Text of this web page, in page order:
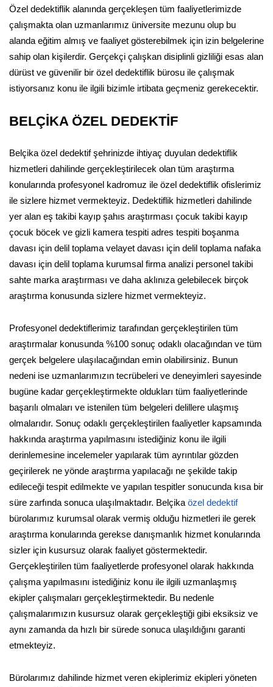
Özel dedektiflik alanında gerçekleşen tüm faaliyetlerimizde
çalışmakta olan uzmanlarımız üniversite mezunu olup bu
alanda eğitim almış ve faaliyet gösterebilmek için izin belgelerine
sahip olan kişilerdir. Gerçekçi çalışkan disiplinli gizliliği esas alan
dürüst ve güvenilir bir özel dedektiflik bürosu ile çalışmak
istiyorsanız konu ile ilgili bizimle irtibata geçmeniz gerekecektir.
BELÇİKA ÖZEL DEDEKTİF
Belçika özel dedektif şehrinizde ihtiyaç duyulan dedektiflik
hizmetleri dahilinde gerçekleştirilecek olan tüm araştırma
konularında profesyonel kadromuz ile özel dedektiflik ofislerimiz
ile sizlere hizmet vermekteyiz. Dedektiflik hizmetleri dahilinde
yer alan eş takibi kayıp şahıs araştırması çocuk takibi kayıp
çocuk böcek ve gizli kamera tespiti adres tespiti boşanma
davası için delil toplama velayet davası için delil toplama nafaka
davası için delil toplama kurumsal firma analizi personel takibi
sahte marka araştırması ve daha aklınıza gelebilecek birçok
araştırma konusunda sizlere hizmet vermekteyiz.
Profesyonel dedektiflerimiz tarafından gerçekleştirilen tüm
araştırmalar konusunda %100 sonuç odaklı olacağından ve tüm
gerçek belgelere ulaşılacağından emin olabilirsiniz. Bunun
nedeni ise uzmanlarımızın tecrübeleri ve deneyimleri sayesinde
bugüne kadar gerçekleştirmekte oldukları tüm faaliyetlerinde
başarılı olmaları ve istenilen tüm belgeleri delillere ulaşmış
olmalarıdır. Sonuç odaklı gerçekleştirilen faaliyetler kapsamında
hakkında araştırma yapılmasını istediğiniz konu ile ilgili
derinlemesine incelemeler yapılarak tüm ayrıntılar gözden
geçirilerek ne yönde araştırma yapılacağı ne şekilde takip
edileceği tespit edilmekte ve yapılan tespitler sonucunda kısa bir
süre zarfında sonuca ulaşılmaktadır. Belçika özel dedektif
bürolarımız kurumsal olarak vermiş olduğu hizmetleri ile gerek
araştırma konularında gerekse danışmanlık hizmet konularında
sizler için kusursuz olarak faaliyet göstermektedir.
Gerçekleştirilen tüm faaliyetlerde profesyonel olarak hakkında
çalışma yapılmasını istediğiniz konu ile ilgili uzmanlaşmış
ekipler çalışmaları gerçekleştirmektedir. Bu nedenle
çalışmalarımızın kusursuz olarak gerçekleştiği gibi eksiksiz ve
aynı zamanda da hızlı bir sürede sonuca ulaşıldığını garanti
etmekteyiz.
Bürolarımız dahilinde hizmet veren ekiplerimiz ekipleri yöneten